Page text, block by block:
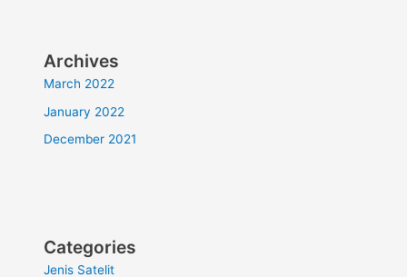
Archives
March 2022
January 2022
December 2021
Categories
Jenis Satelit